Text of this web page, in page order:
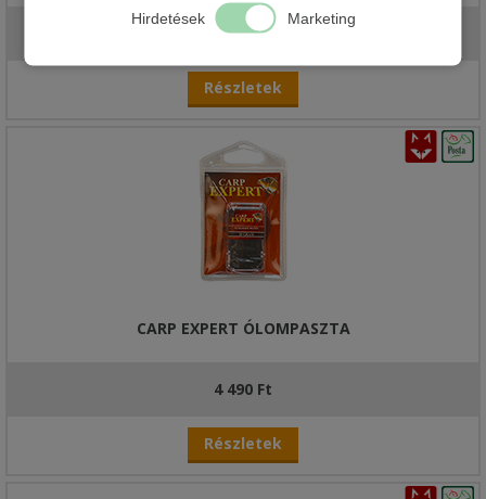
Hirdetések Marketing
620 Ft
Részletek
CARP EXPERT ÓLOMPASZTA
4 490 Ft
Részletek